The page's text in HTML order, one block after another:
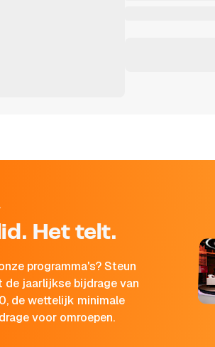
Het telt.
programma's? Steun
de jaarlijkse bijdrage van
de wettelijk minimale
voor omroepen.